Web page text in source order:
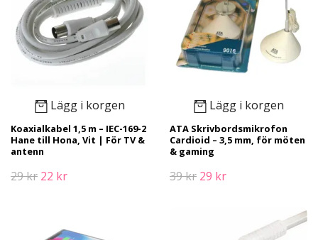
Lägg i korgen
Koaxialkabel 1,5 m – IEC-169-2
Hane till Hona, Vit | För TV &
antenn
29 kr 22 kr
Lägg i korgen
ATA Skrivbordsmikrofon
Cardioid – 3,5 mm, för möten
& gaming
39 kr 29 kr